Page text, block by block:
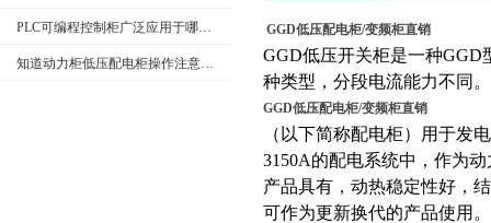
PLC可编程控制柜广泛应用于哪些行业？特点是什么？
知道动力柜低压配电柜操作注意事项很重要
GGD低压配电柜/变频柜直销
GGD低压开关柜是一种GGD
种类型，分段电流能力不同。
GGD低压配电柜/变频柜直销
（以下简称配电柜）用于发
3150A的配电系统中，作为
产品具有，动热稳定性好，
可作为更新换代的产品使用。